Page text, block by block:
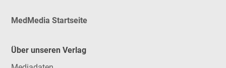
MedMedia Startseite
Über unseren Verlag